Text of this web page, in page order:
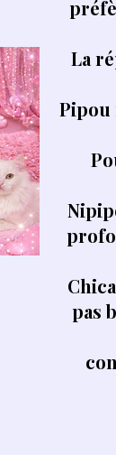
La
Pipou
pas